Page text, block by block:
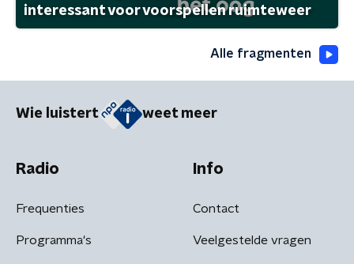
interessant voor voorspellen ruimteweer
Alle fragmenten
Wie luistert weet meer
Radio
Frequenties
Programma's
Info
Contact
Veelgestelde vragen